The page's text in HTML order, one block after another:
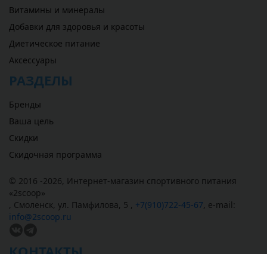
Витамины и минералы
Добавки для здоровья и красоты
Диетическое питание
Аксессуары
РАЗДЕЛЫ
Бренды
Ваша цель
Скидки
Скидочная программа
© 2016 -2026, Интернет-магазин спортивного питания
«2scoop»
, Смоленск, ул. Памфилова, 5 , +7(910)722-45-67, e-mail:
info@2scoop.ru